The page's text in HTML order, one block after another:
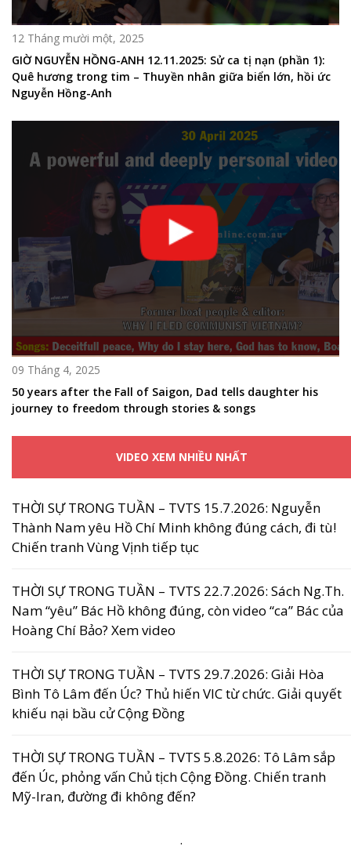
12 Tháng mười một, 2025
GIỜ NGUYỄN HỒNG-ANH 12.11.2025: Sử ca tị nạn (phần 1):
Quê hương trong tim – Thuyền nhân giữa biển lớn, hồi ức
Nguyễn Hồng-Anh
09 Tháng 4, 2025
50 years after the Fall of Saigon, Dad tells daughter his
journey to freedom through stories & songs
VIDEO XEM NHIỀU NHẤT
THỜI SỰ TRONG TUẦN – TVTS 15.7.2026: Nguyễn
Thành Nam yêu Hồ Chí Minh không đúng cách, đi tù!
Chiến tranh Vùng Vịnh tiếp tục
THỜI SỰ TRONG TUẦN – TVTS 22.7.2026: Sách Ng.Th.
Nam “yêu” Bác Hồ không đúng, còn video “ca” Bác của
Hoàng Chí Bảo? Xem video
THỜI SỰ TRONG TUẦN – TVTS 29.7.2026: Giải Hòa
Bình Tô Lâm đến Úc? Thủ hiến VIC từ chức. Giải quyết
khiếu nại bầu cử Cộng Đồng
THỜI SỰ TRONG TUẦN – TVTS 5.8.2026: Tô Lâm sắp
đến Úc, phỏng vấn Chủ tịch Cộng Đồng. Chiến tranh
Mỹ-Iran, đường đi không đến?
.